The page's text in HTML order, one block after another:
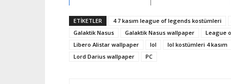
ETİKETLER 4 7 kasım league of legends kostümleri
Galaktik Nasus
Galaktik Nasus wallpaper League
Libero Alistar wallpaper
lol lol kostümleri 4 kasım
Lord Darius wallpaper
PC